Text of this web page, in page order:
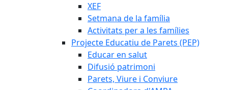
XEF
Setmana de la família
Activitats per a les famílies
Projecte Educatiu de Parets (PEP)
Educar en salut
Difusió patrimoni
Parets, Viure i Conviure